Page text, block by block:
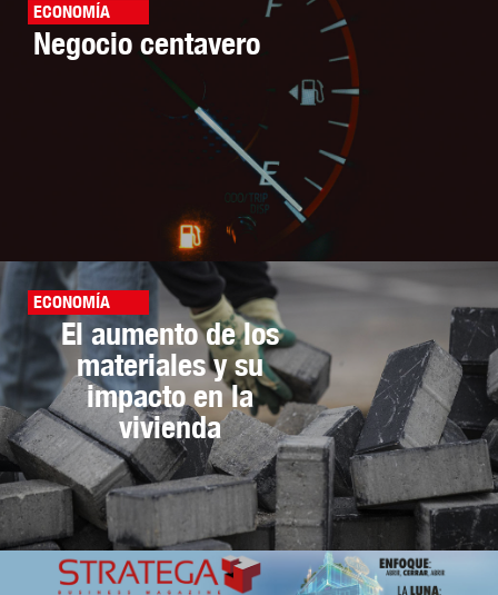
ECONOMÍA
Negocio centavero
ECONOMÍA
El aumento de los
materiales y su
impacto en la
vivienda